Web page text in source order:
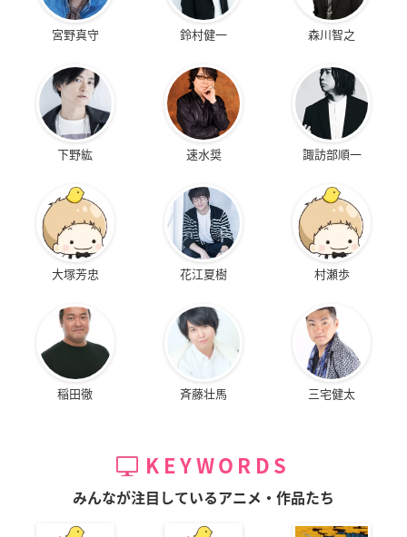
宮野真守 鈴村健一 森川智之
下野紘 速水奨 諏訪部順一
大塚芳忠 花江夏樹 村瀬歩
稲田徹 斉藤壮馬 三宅健太
KEYWORDS
みんなが注目しているアニメ・作品たち